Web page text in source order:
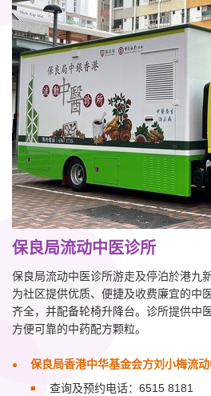
保良局流动中医诊所
保良局流动中医诊所游走及停泊於港九
为社区提供优质、便捷及收费廉宜的中
齐全，并配备轮椅升降台。诊所提供中
方便可靠的中药配方颗粒。
保良局香港中华基金会方刘小梅流
查询及预约电话：6515 8181